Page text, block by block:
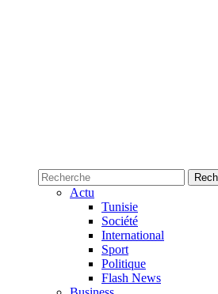
Actu
Tunisie
Société
International
Sport
Politique
Flash News